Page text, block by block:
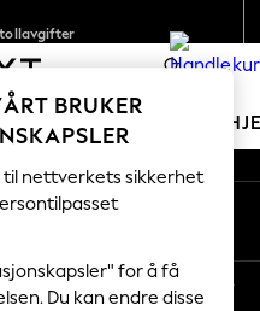
med Klarna
0
KVINNER
nettverkBRUKER
til nettverkets sikkerhet
for å få
Du kan endre disse